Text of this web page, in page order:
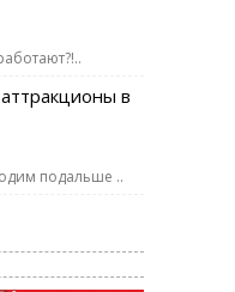
в
подальше ..